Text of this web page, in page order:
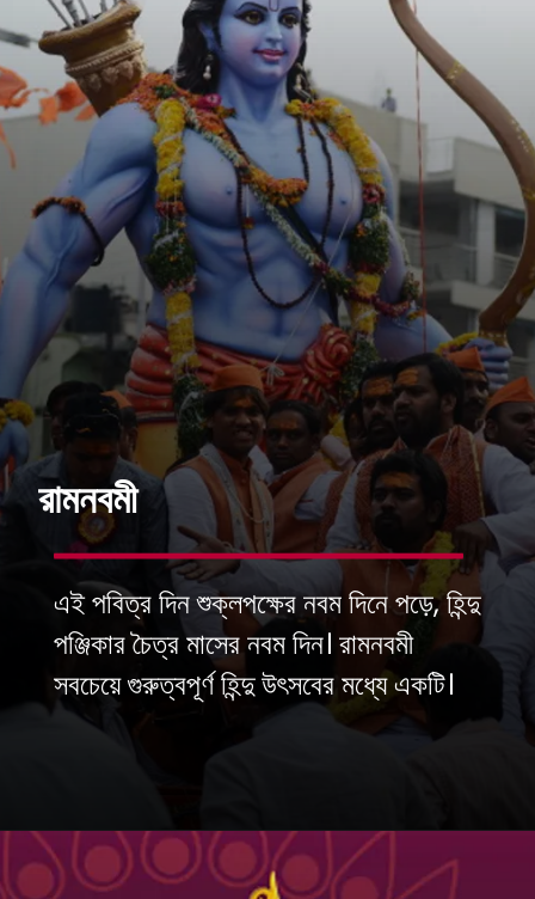
এই পবিত্র দিন শুক্লপক্ষের নবম দিনে পড়ে, হিন্দু
পঞ্জিকার চৈত্র মাসের নবম দিন। রামনবমী
সবচেয়ে গুরুত্বপূর্ণ হিন্দু উৎসবের মধ্যে একটি।
রামনবমী